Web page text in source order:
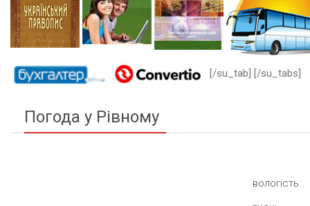
[/su_tab] [/su_tabs]
Погода у Рівному
вологість: